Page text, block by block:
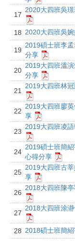
17
2020大四班吳
18 2020大四班吳
19
2019碩士班李
分享
20
2019大四班溫
分享
21
2019大四班林
22
2019大四班廖
享
23
2019大四班凌
24
2019碩士班簡
心得分享
25
2019大四班古
享
26
2018大四班陳
27
2018大四班涂
28 2018碩士班簡